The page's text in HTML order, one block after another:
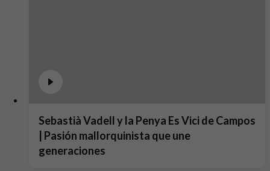
Sebastià Vadell y la Penya Es Vici de Campos
| Pasión mallorquinista que une
generaciones